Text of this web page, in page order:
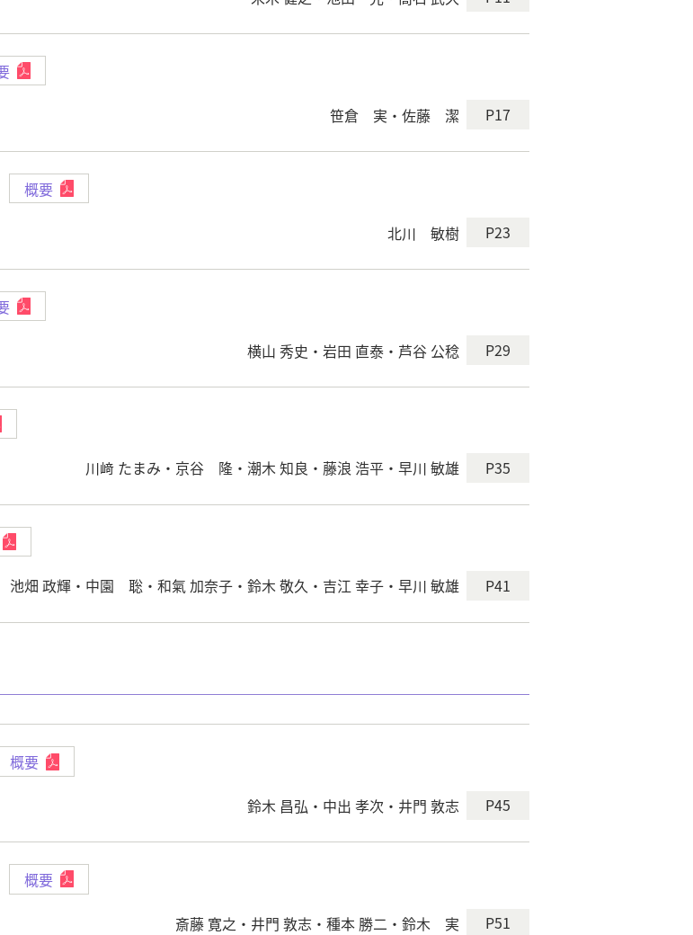
笹倉 実・佐藤 潔 P17
概要
北川 敏樹 P23
横山 秀史・岩田 直泰・芦谷 公稔 P29
川﨑 たまみ・京谷 隆・潮木 知良・藤浪 浩平・早川 敏雄 P35
池畑 政輝・中園 聡・和氣 加奈子・鈴木 敬久・吉江 幸子・早川 敏雄 P41
概要
鈴木 昌弘・中出 孝次・井門 敦志 P45
概要
斎藤 寛之・井門 敦志・種本 勝二・鈴木 実 P51